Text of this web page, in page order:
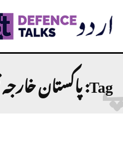
Tag:پاکستان